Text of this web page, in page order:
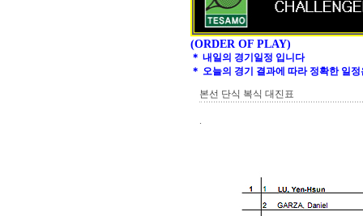
(ORDER OF PLAY)
＊ 내일의 경기일정 입니다
＊ 오늘의 경기 결과에 따라 정확한 일
본선 단식 복식 대진표
.